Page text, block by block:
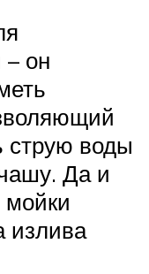
– он
струю воды
Да и
излива